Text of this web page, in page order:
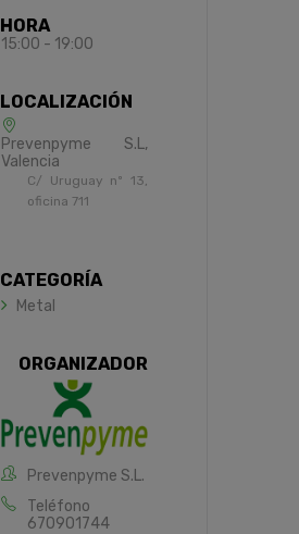
HORA
15:00 - 19:00
LOCALIZACIÓN
Prevenpyme S.L,
Valencia
C/ Uruguay nº 13,
oficina 711
CATEGORÍA
Metal
ORGANIZADOR
Prevenpyme S.L.
Teléfono
670901744